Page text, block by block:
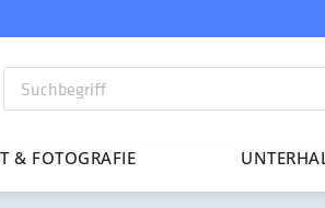
& FOTO­GRAFIE